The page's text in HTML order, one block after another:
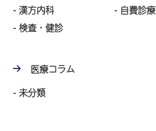
漢方内科
自費診療
検査・健診
医療コラム
未分類